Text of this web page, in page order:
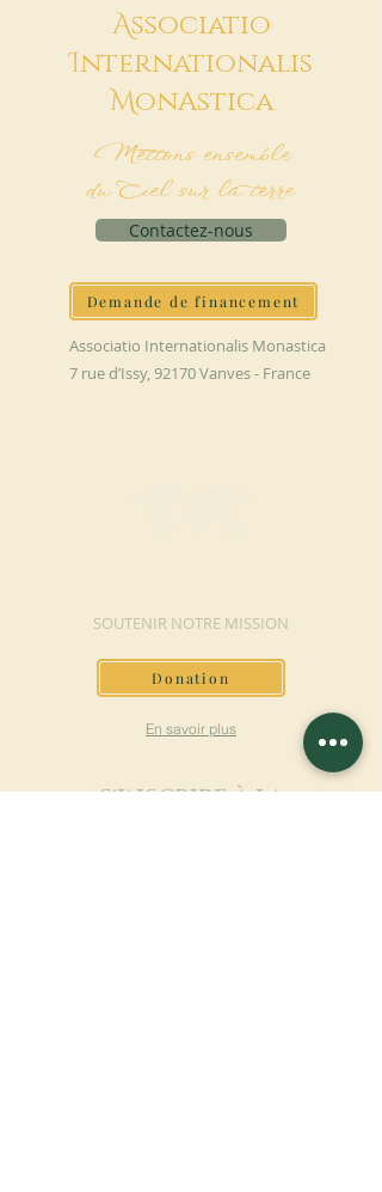
Associatio
Internationalis
MonAstica
Mettons ensemble
du Ciel sur la terre
Contactez-nous
Demande de financement
Associatio Internationalis Monastica
7 rue d’Issy, 92170 Vanves - France
SOUTENIR NOTRE MISSION
Donation
En savoir plus
S'INSCRIRE À LA